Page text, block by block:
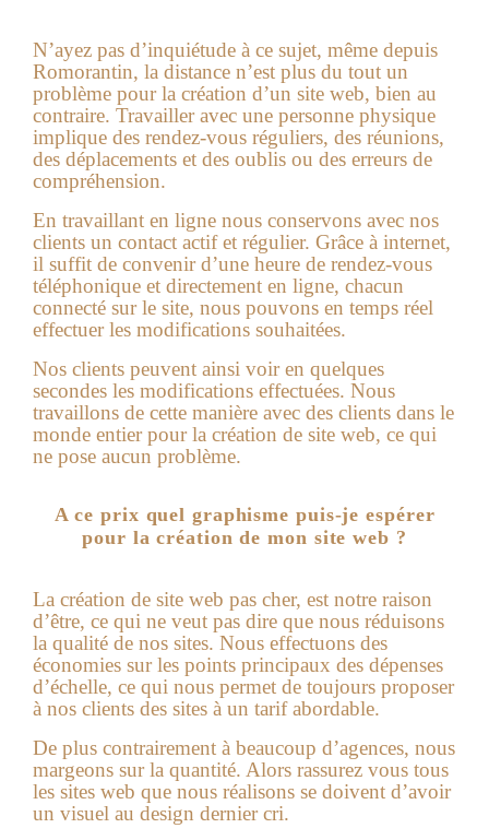
N’ayez pas d’inquiétude à ce sujet, même depuis
Romorantin, la distance n’est plus du tout un
problème pour la création d’un site web, bien au
contraire. Travailler avec une personne physique
implique des rendez-vous réguliers, des réunions,
des déplacements et des oublis ou des erreurs de
compréhension.
En travaillant en ligne nous conservons avec nos
clients un contact actif et régulier. Grâce à internet,
il suffit de convenir d’une heure de rendez-vous
téléphonique et directement en ligne, chacun
connecté sur le site, nous pouvons en temps réel
effectuer les modifications souhaitées.
Nos clients peuvent ainsi voir en quelques
secondes les modifications effectuées. Nous
travaillons de cette manière avec des clients dans le
monde entier pour la création de site web, ce qui
ne pose aucun problème.
A ce prix quel graphisme puis-je espérer
pour la création de mon site web ?
La création de site web pas cher, est notre raison
d’être, ce qui ne veut pas dire que nous réduisons
la qualité de nos sites. Nous effectuons des
économies sur les points principaux des dépenses
d’échelle, ce qui nous permet de toujours proposer
à nos clients des sites à un tarif abordable.
De plus contrairement à beaucoup d’agences, nous
margeons sur la quantité. Alors rassurez vous tous
les sites web que nous réalisons se doivent d’avoir
un visuel au design dernier cri.